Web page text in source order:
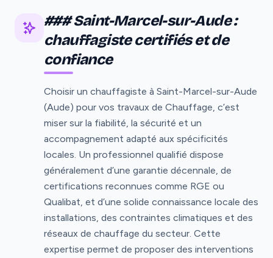
### Saint-Marcel-sur-Aude :
chauffagiste certifiés et de
confiance
Choisir un chauffagiste à Saint-Marcel-sur-Aude
(Aude) pour vos travaux de Chauffage, c’est
miser sur la fiabilité, la sécurité et un
accompagnement adapté aux spécificités
locales. Un professionnel qualifié dispose
généralement d’une garantie décennale, de
certifications reconnues comme RGE ou
Qualibat, et d’une solide connaissance locale des
installations, des contraintes climatiques et des
réseaux de chauffage du secteur. Cette
expertise permet de proposer des interventions